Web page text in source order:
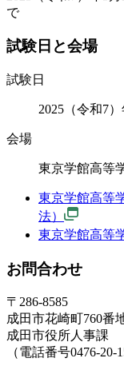
で
試験日と会場
試験日
2025（令和7
会場
東京学館高等
東京学館高等
法）
東京学館高等
お問合わせ
〒286-8585
成田市花崎町760番
成田市役所人事課
（電話番号0476-20-